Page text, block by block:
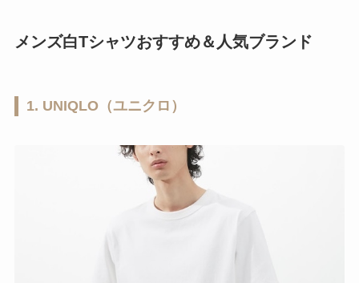
メンズ白Tシャツおすすめ＆人気ブランド
1. UNIQLO（ユニクロ）